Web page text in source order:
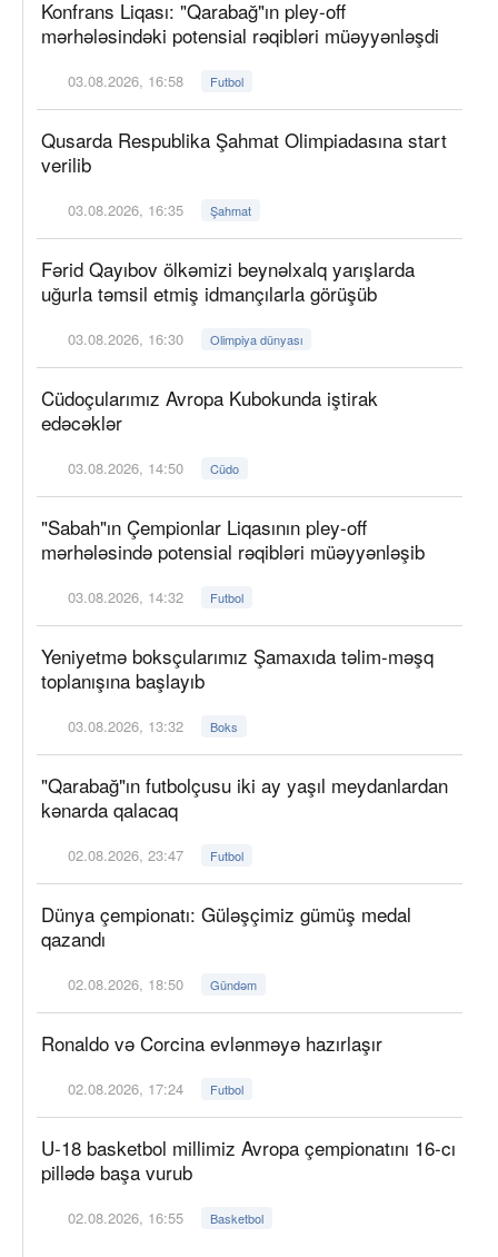
Konfrans Liqası: "Qarabağ"ın pley-off
mərhələsindəki potensial rəqibləri müəyyənləşdi
03.08.2026, 16:58 Futbol
Qusarda Respublika Şahmat Olimpiadasına start
verilib
03.08.2026, 16:35 Şahmat
Fərid Qayıbov ölkəmizi beynəlxalq yarışlarda
uğurla təmsil etmiş idmançılarla görüşüb
03.08.2026, 16:30 Olimpiya dünyası
Cüdoçularımız Avropa Kubokunda iştirak
edəcəklər
03.08.2026, 14:50 Cüdo
"Sabah"ın Çempionlar Liqasının pley-off
mərhələsində potensial rəqibləri müəyyənləşib
03.08.2026, 14:32 Futbol
Yeniyetmə boksçularımız Şamaxıda təlim-məşq
toplanışına başlayıb
03.08.2026, 13:32 Boks
"Qarabağ"ın futbolçusu iki ay yaşıl meydanlardan
kənarda qalacaq
02.08.2026, 23:47 Futbol
Dünya çempionatı: Güləşçimiz gümüş medal
qazandı
02.08.2026, 18:50 Gündəm
Ronaldo və Corcina evlənməyə hazırlaşır
02.08.2026, 17:24 Futbol
U-18 basketbol millimiz Avropa çempionatını 16-cı
pillədə başa vurub
02.08.2026, 16:55 Basketbol